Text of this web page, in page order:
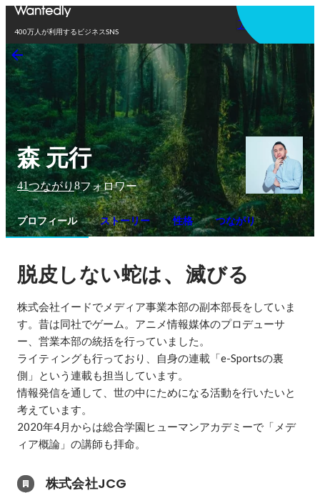
400万人が利用するビジネスSNS
アプリを使う
森 元行
41つながり8フォロワー
プロフィール ストーリー 性格 つながり
脱皮しない蛇は、滅びる
株式会社イードでメディア事業本部の副本部長をしていま
す。昔は同社でゲーム。アニメ情報媒体のプロデューサ
ー、営業本部の統括を行っていました。
ライティングも行っており、自身の連載「e-Sportsの裏
側」という連載も担当しています。
情報発信を通して、世の中にためになる活動を行いたいと
考えています。
2020年4月からは総合学園ヒューマンアカデミーで「メデ
ィア概論」の講師も拝命。
株式会社JCG